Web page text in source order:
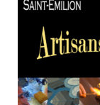
Contact